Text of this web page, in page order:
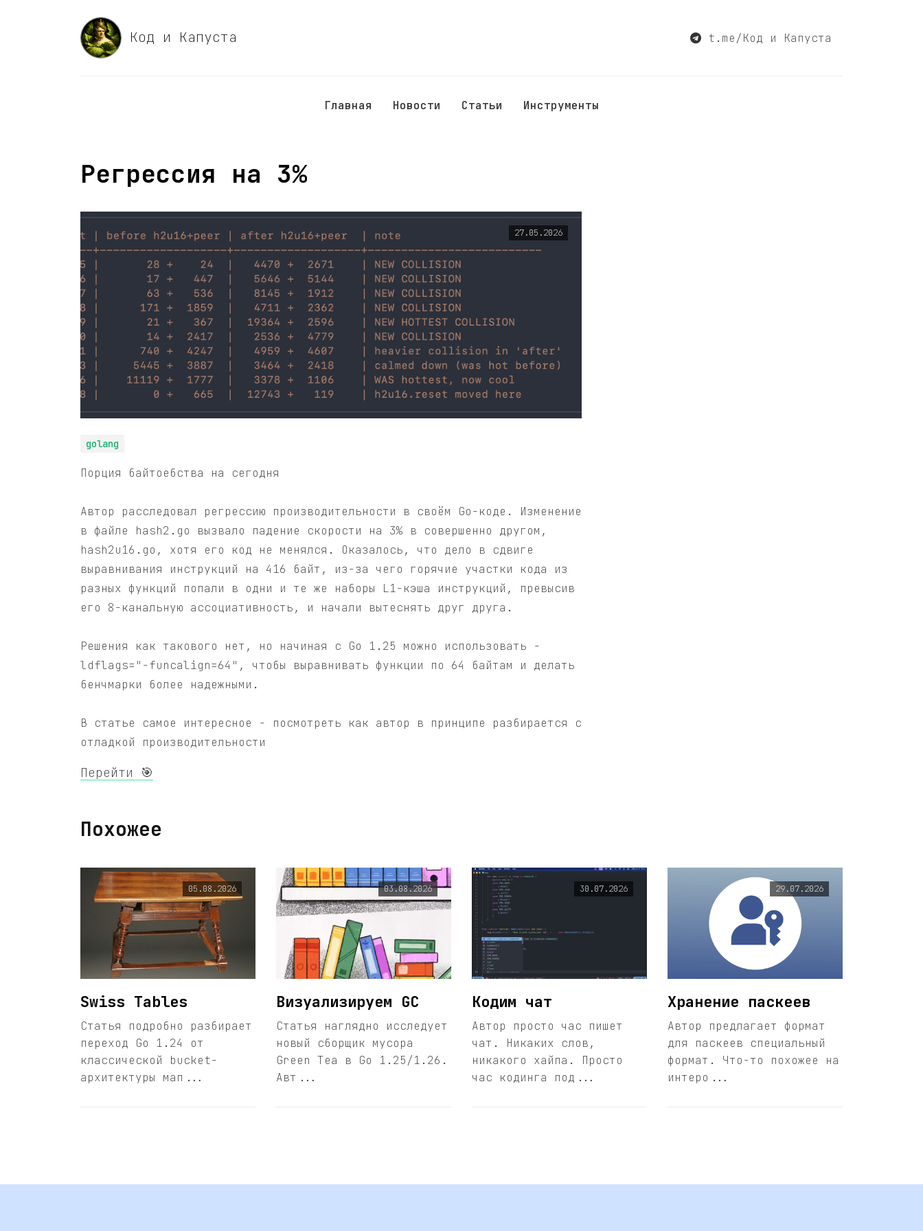
Код и Капуста t.me/Код и Капуста
Главная Новости Статьи Инструменты
Регрессия на 3%
27.05.2026
golang
Порция байтоебства на сегодня
Автор расследовал регрессию производительности в своём Go-коде. Изменение
в файле hash2.go вызвало падение скорости на 3% в совершенно другом,
hash2u16.go, хотя его код не менялся. Оказалось, что дело в сдвиге
выравнивания инструкций на 416 байт, из-за чего горячие участки кода из
разных функций попали в одни и те же наборы L1-кэша инструкций, превысив
его 8-канальную ассоциативность, и начали вытеснять друг друга.
Решения как такового нет, но начиная с Go 1.25 можно использовать -
ldflags="-funcalign=64", чтобы выравнивать функции по 64 байтам и делать
бенчмарки более надежными.
В статье самое интересное - посмотреть как автор в принципе разбирается с
отладкой производительности
Перейти 🎯
Похожее
05.08.2026
Swiss Tables
Статья подробно разбирает
переход Go 1.24 от
классической bucket-
архитектуры мап...
03.08.2026
Визуализируем GC
Статья наглядно исследует
новый сборщик мусора
Green Tea в Go 1.25/1.26.
Авт...
30.07.2026
Кодим чат
Автор просто час пишет
чат. Никаких слов,
никакого хайпа. Просто
час кодинга под...
29.07.2026
Хранение паскеев
Автор предлагает формат
для паскеев специальный
формат. Что-то похожее на
интеро...